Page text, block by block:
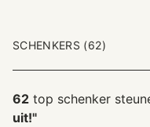
SCHENKERS (62)
62 top schenker
uit!"